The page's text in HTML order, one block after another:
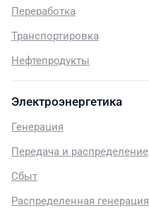
Переработка
Транспортировка
Нефтепродукты
Электроэнергетика
Генерация
Передача и распределение
Сбыт
Распределенная генерация